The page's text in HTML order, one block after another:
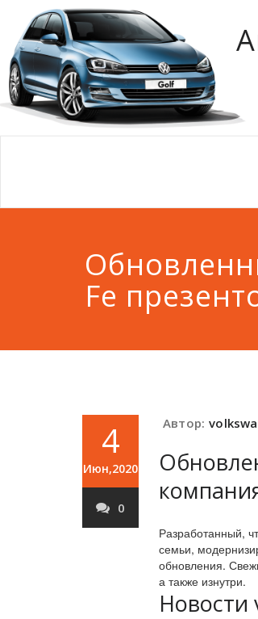
Fe
4
Июн,2020
0
Автор:
Разработанный,
семьи,
обновления.
а также изнутри.
Новости